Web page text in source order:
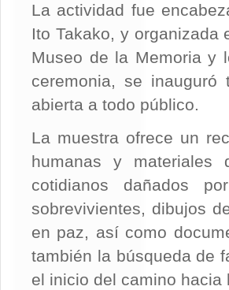
La actividad fue
Ito Takako, y organizada
Museo de la Memoria y
ceremonia, se
abierta a todo público.
La muestra ofrece un
humanas y materiales
cotidianos dañados
sobrevivientes, dibujos
en paz, así como
también la búsqueda de
el inicio del camino